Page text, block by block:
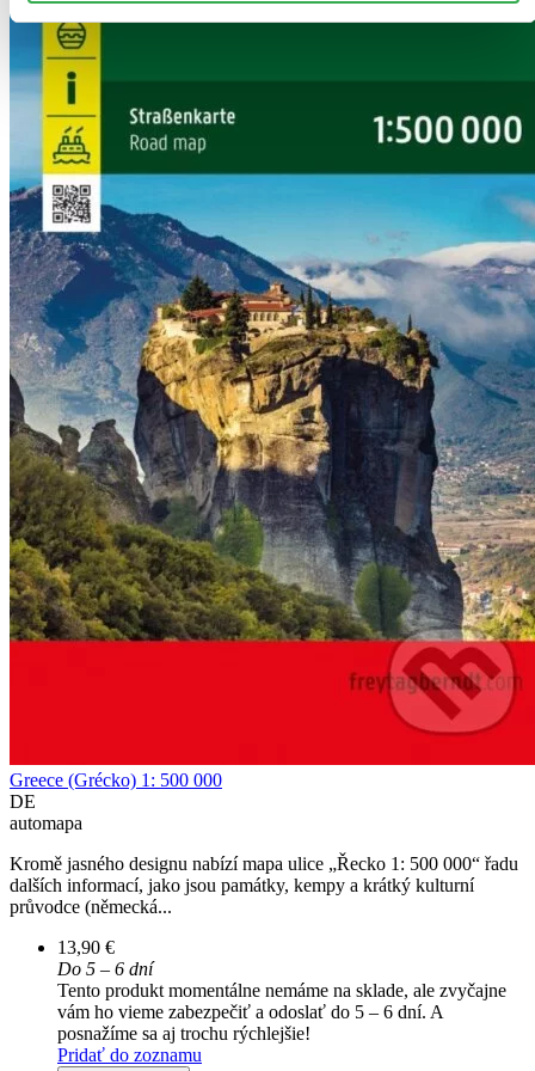
Greece (Grécko) 1: 500 000
DE
automapa
Kromě jasného designu nabízí mapa ulice „Řecko 1: 500 000“ řadu
dalších informací, jako jsou památky, kempy a krátký kulturní
průvodce (německá...
13,90 €
Do 5 – 6 dní
Tento produkt momentálne nemáme na sklade, ale zvyčajne
vám ho vieme zabezpečiť a odoslať do 5 – 6 dní. A
posnažíme sa aj trochu rýchlejšie!
Pridať do zoznamu